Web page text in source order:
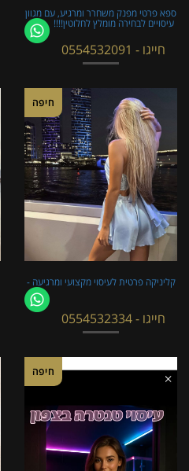
ספא פרטי מפנק משחרר ומרגיע, עם מגוון
עיסויים לבחירה מומלץ לחלוטין!!!!
חייגו - 0554532091
חיפה
קליניקה פרטית לעיסוי מקצועי ומרגיעה -
חייגו - 0554532334
חיפה